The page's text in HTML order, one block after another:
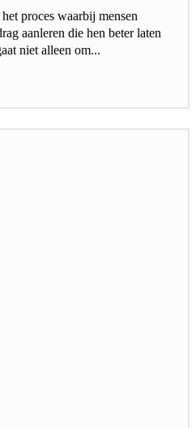
proces waarbij mensen
aanleren die hen beter laten
niet alleen om...